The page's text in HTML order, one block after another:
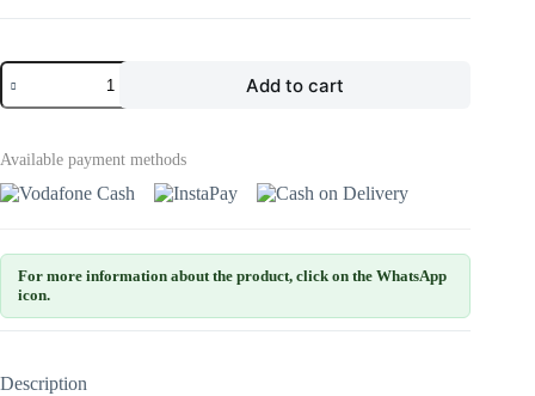
Add to cart
Available payment methods
For more information about the product, click on the WhatsApp
icon.
Description